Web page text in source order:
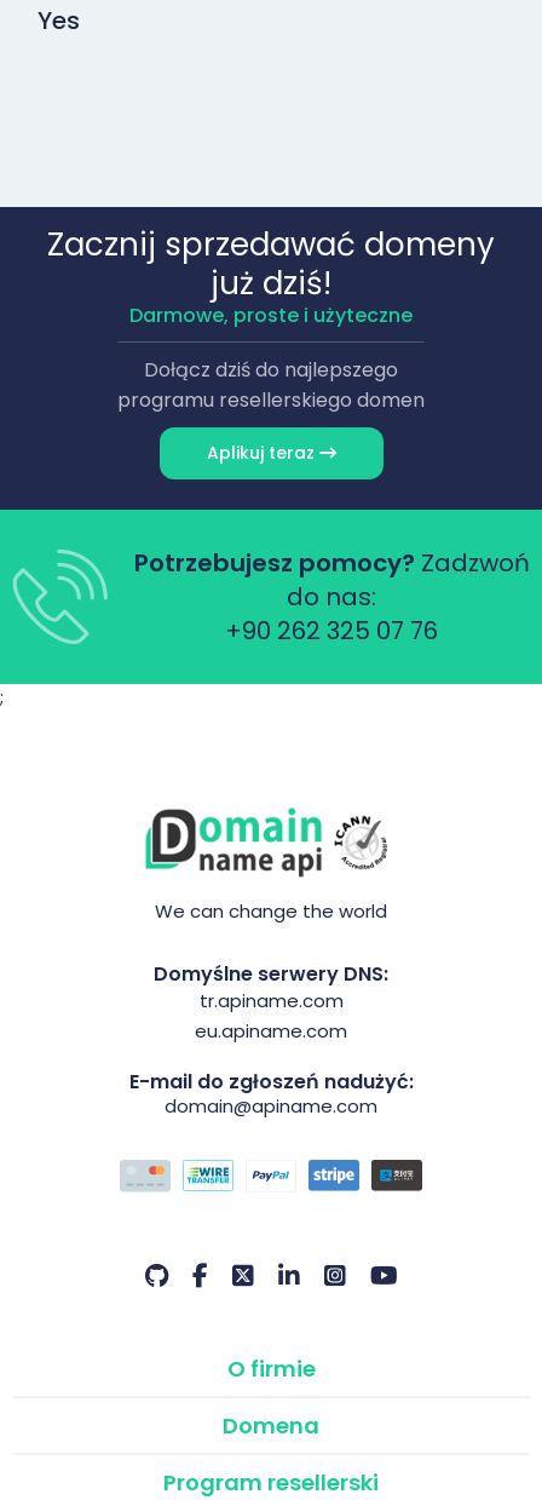
Yes
Zacznij sprzedawać domeny
już dziś!
Darmowe, proste i użyteczne
Dołącz dziś do najlepszego
programu resellerskiego domen
Aplikuj teraz
Potrzebujesz pomocy? Zadzwoń
do nas:
+90 262 325 07 76
;
We can change the world
Domyślne serwery DNS:
tr.apiname.com
eu.apiname.com
E-mail do zgłoszeń nadużyć:
domain@apiname.com
O firmie
Domena
Program resellerski